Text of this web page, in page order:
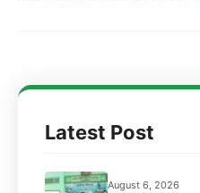
Latest Post
August 6, 2026